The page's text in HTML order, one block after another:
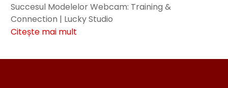
Succesul Modelelor Webcam: Training &
Connection | Lucky Studio
Citește mai mult